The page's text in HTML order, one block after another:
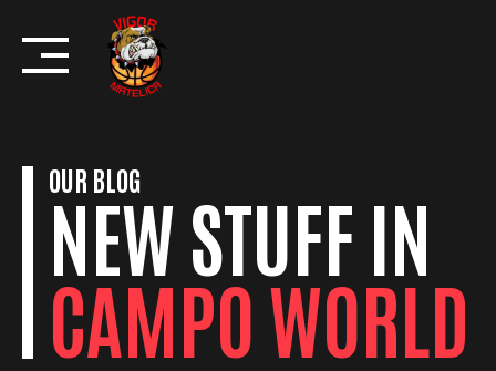
content
OUR BLOG
NEW STUFF IN
CAMPO WORLD